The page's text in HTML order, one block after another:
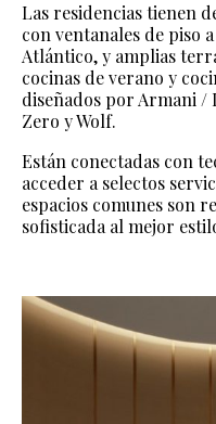
Las residencias tienen
con ventanales de piso
Atlántico, y amplias
cocinas de verano y
diseñados por Armani /
Zero y Wolf.
Están conectadas con
acceder a selectos
espacios comunes son
sofisticada al mejor